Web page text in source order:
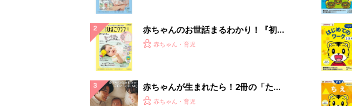
赤ちゃんのお世話まるわかり！『初め
てのひよこクラブ 夏号』〈巻頭大特
赤ちゃん・育児
赤ちゃんが生まれたら！2冊の「たま
ひよ」
赤ちゃん・育児